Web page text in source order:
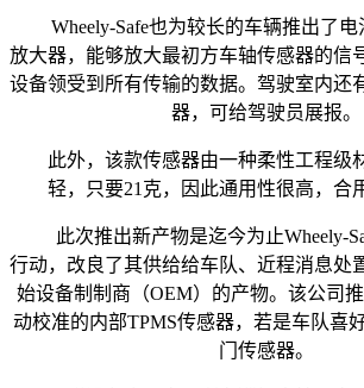
Wheely-Safe也为较长的车辆推出了电
放大器，能够放大最初方车轴传感器的信
设备领受到所有传输的数据。驾驶室内还
器，可给驾驶员展报。
此外，该款传感器由一种柔性工程级
轻，只要21克，因此通用性很高，合
此次推出新产物是迄今为止Wheely-
行动，改良了其供给给车队、近程消息处
始设备制制商（OEM）的产物。该公司
动校准的内部TPMS传感器，若是车队喜
门传感器。